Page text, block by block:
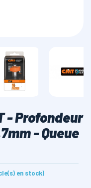

- Profondeur
- Queue
en stock)